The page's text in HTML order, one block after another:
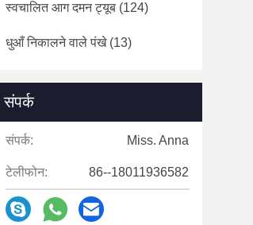
स्वचालित आग दमन ट्यूब (124)
धुआँ निकालने वाले पंखे(13)
संपर्क
संपर्क: Miss. Anna
टेलीफोन: 86--18011936582